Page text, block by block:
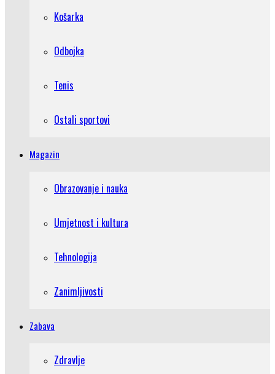
Košarka
Odbojka
Tenis
Ostali sportovi
Magazin
Obrazovanje i nauka
Umjetnost i kultura
Tehnologija
Zanimljivosti
Zabava
Zdravlje